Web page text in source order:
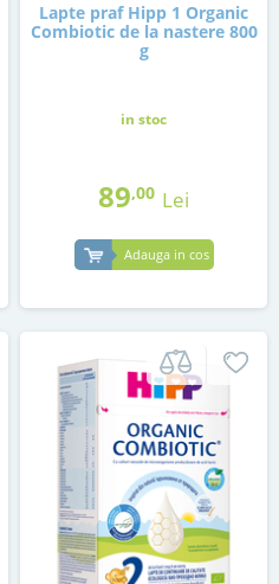
Lapte praf Hipp 1 Organic
Combiotic de la nastere 800
g
in stoc
89,00 Lei
Adauga in cos